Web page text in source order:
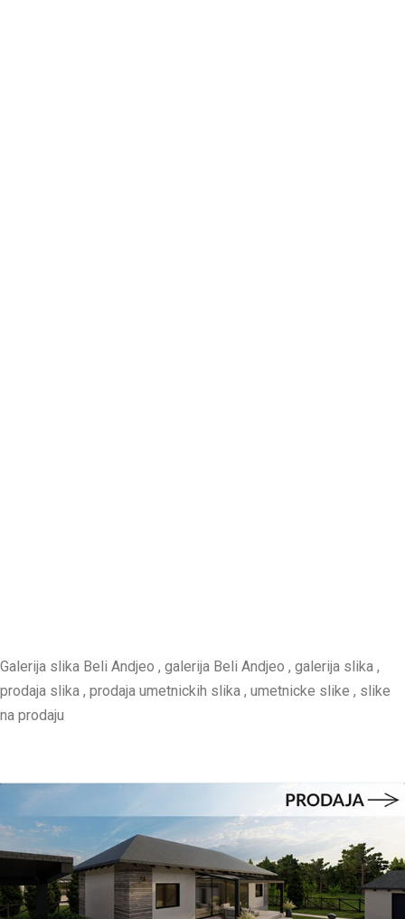
Galerija slika Beli Andjeo , galerija Beli Andjeo , galerija slika ,
prodaja slika , prodaja umetnickih slika , umetnicke slike , slike
na prodaju